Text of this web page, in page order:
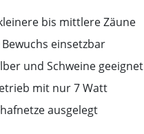
bis mittlere Zäune
einsetzbar
und Schweine geeignet
mit nur 7 Watt
ausgelegt